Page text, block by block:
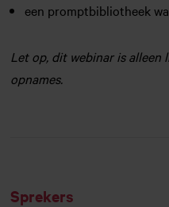
een promptbibliotheek
Let op, dit webinar is alleen
opnames.
Sprekers